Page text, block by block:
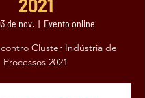
2021
de nov.
  |
Evento online
Cluster Indústria de
Processos 2021